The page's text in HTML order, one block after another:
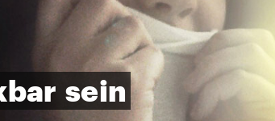
sein